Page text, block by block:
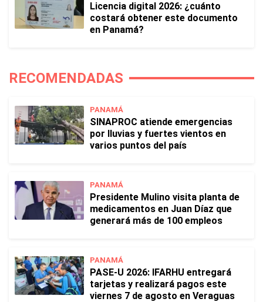
Licencia digital 2026: ¿cuánto
costará obtener este documento
en Panamá?
RECOMENDADAS
PANAMÁ
SINAPROC atiende emergencias
por lluvias y fuertes vientos en
varios puntos del país
PANAMÁ
Presidente Mulino visita planta de
medicamentos en Juan Díaz que
generará más de 100 empleos
PANAMÁ
PASE-U 2026: IFARHU entregará
tarjetas y realizará pagos este
viernes 7 de agosto en Veraguas